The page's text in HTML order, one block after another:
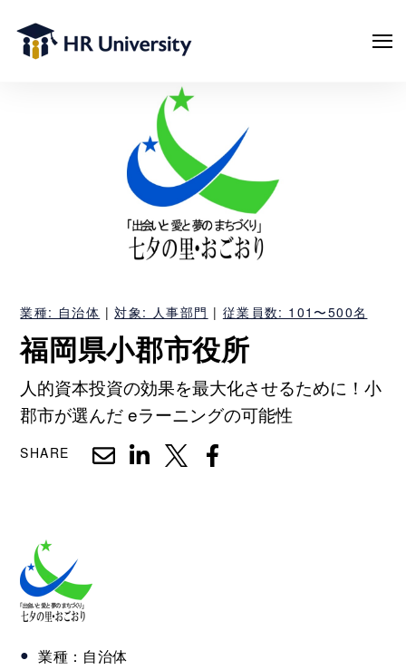
業種: 自治体 |対象: 人事部門 | 従業員数: 101〜500名
福岡県小郡市役所
人的資本投資の効果を最大化させるために！小
郡市が選んだ eラーニングの可能性
SHARE
業種：自治体